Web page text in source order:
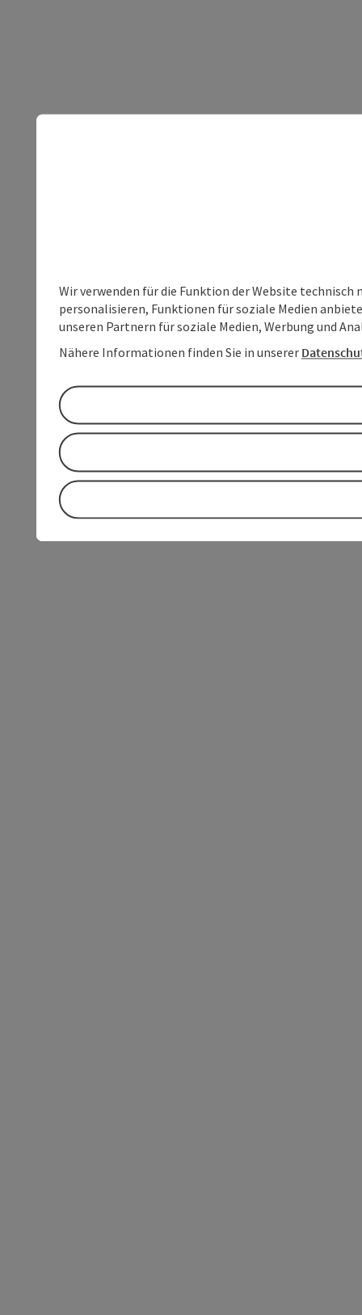
Wir verwenden für die Funktion der Website
personalisieren, Funktionen für soziale Medien
unseren Partnern für soziale Medien, Werbung und
Nähere Informationen finden Sie in unserer